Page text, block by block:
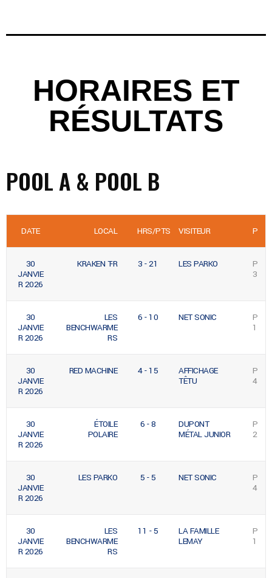
HORAIRES ET
RÉSULTATS
POOL A & POOL B
DATE LOCAL HRS/PTS VISITEUR P
30
JANVIE
R 2026
KRAKEN T-R 3 - 21 LES PARKO
P
3
30
JANVIE
R 2026
LES
BENCHWARME
RS
6 - 10 NET SONIC
P
1
30
JANVIE
R 2026
RED MACHINE 4 - 15
AFFICHAGE
TÊTU
P
4
30
JANVIE
R 2026
ÉTOILE
POLAIRE
6 - 8
DUPONT
MÉTAL JUNIOR
P
2
30
JANVIE
R 2026
LES PARKO 5 - 5 NET SONIC
P
4
30
JANVIE
R 2026
LES
BENCHWARME
RS
11 - 5
LA FAMILLE
LEMAY
P
1